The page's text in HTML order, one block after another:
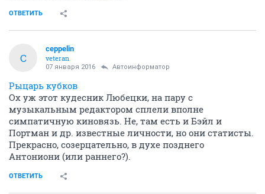
ОТВЕТИТЬ
C
ceppelin
veteran
07 января 2016 Автоинформатор
Рыцарь кубков
Ох уж этот кудесник Любецки, на пару с
музыкальным редактором сплели вполне
симпатичную киновязь. Не, там есть и Бэйл и
Портман и др. известные личности, но они статисты.
Прекрасно, созерцательно, в духе позднего
Антониони (или раннего?).
ОТВЕТИТЬ